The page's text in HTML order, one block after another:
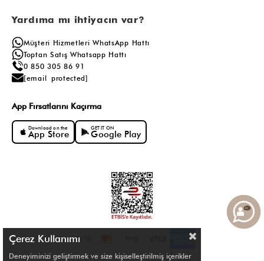
Yardıma mı ihtiyacın var?
Müşteri Hizmetleri WhatsApp Hattı
Toptan Satış Whatsapp Hattı
0 850 305 86 91
[email protected]
App Fırsatlarını Kaçırma
Download on the
App Store
GET IT ON
Google Play
Çerez Kullanımı
Deneyiminizi geliştirmek ve size kişiselleştirilmiş içerikler